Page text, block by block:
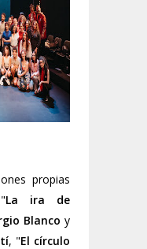
propias
La ira de
Blancoy
, "El círculo